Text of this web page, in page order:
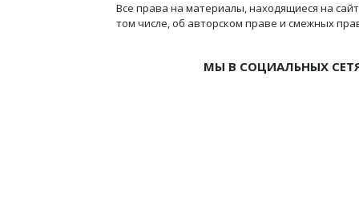
Все права на материалы, находящиеся на
том числе, об авторском праве и смежных
МЫ В СОЦИАЛЬНЫХ